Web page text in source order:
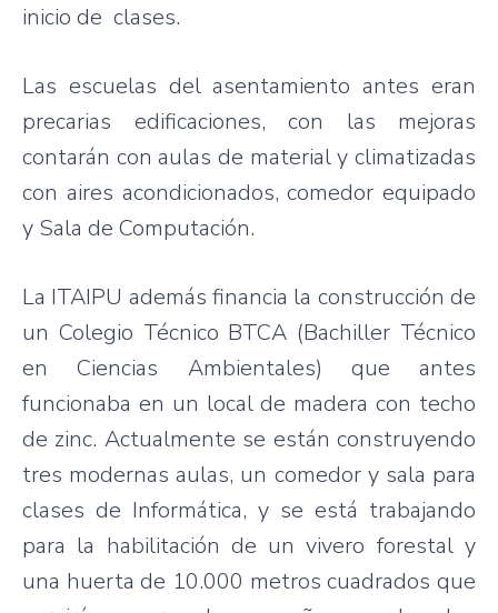
inicio de clases.
Las escuelas del asentamiento antes eran
precarias edificaciones, con las mejoras
contarán con aulas de material y climatizadas
con aires acondicionados, comedor equipado
y Sala de Computación.
La ITAIPU además financia la construcción de
un Colegio Técnico BTCA (Bachiller Técnico
en Ciencias Ambientales) que antes
funcionaba en un local de madera con techo
de zinc. Actualmente se están construyendo
tres modernas aulas, un comedor y sala para
clases de Informática, y se está trabajando
para la habilitación de un vivero forestal y
una huerta de 10.000 metros cuadrados que